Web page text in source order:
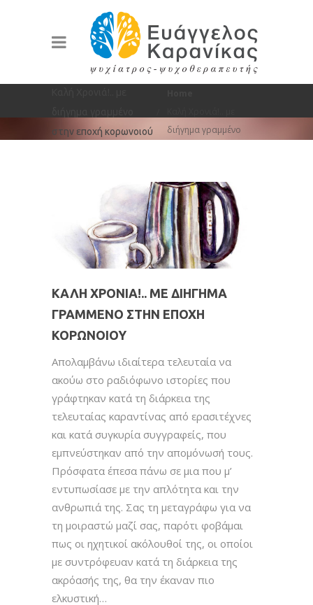
στην εποχή κορωνοιού
You are here:
διήγημα γραμμένο
ΚΑΛΉ ΧΡΟΝΙΆ!.. ΜΕ ΔΙΉΓΗΜΑ
ΓΡΑΜΜΈΝΟ ΣΤΗΝ ΕΠΟΧΉ
ΚΟΡΩΝΟΙΟΎ
Απολαμβάνω ιδιαίτερα τελευταία να
ακούω στο ραδιόφωνο ιστορίες που
γράφτηκαν κατά τη διάρκεια της
τελευταίας καραντίνας από ερασιτέχνες
και κατά συγκυρία συγγραφείς, που
εμπνεύστηκαν από την απομόνωσή τους.
Πρόσφατα έπεσα πάνω σε μια που μ’
εντυπωσίασε με την απλότητα και την
ανθρωπιά της. Σας τη μεταγράφω για να
τη μοιραστώ μαζί σας, παρότι φοβάμαι
πως οι ηχητικοί ακόλουθοί της, οι οποίοι
με συντρόφευαν κατά τη διάρκεια της
ακρόασής της, θα την έκαναν πιο
ελκυστική…